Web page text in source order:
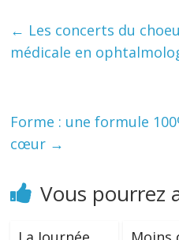
← Les concerts du
médicale en
Forme : une formule
cœur →
Vous pourrez